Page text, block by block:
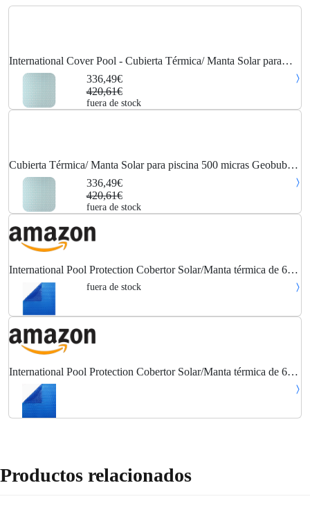
International Cover Pool - Cubierta Térmica/ Manta Solar para
piscina 500 micras Geobubble Sol+Guard 7 x 4m sin refuerzo
336,49€
420,61€
fuera de stock
Cubierta Térmica/ Manta Solar para piscina 500 micras Geobubble
Sol+Guard 7 x 4m sin refuerzo
336,49€
420,61€
fuera de stock
International Pool Protection Cobertor Solar/Manta térmica de 600
micras Económica de 10 x 4m.
fuera de stock
International Pool Protection Cobertor Solar/Manta térmica de 600
micras Económica de 10 x 4m.
Productos relacionados